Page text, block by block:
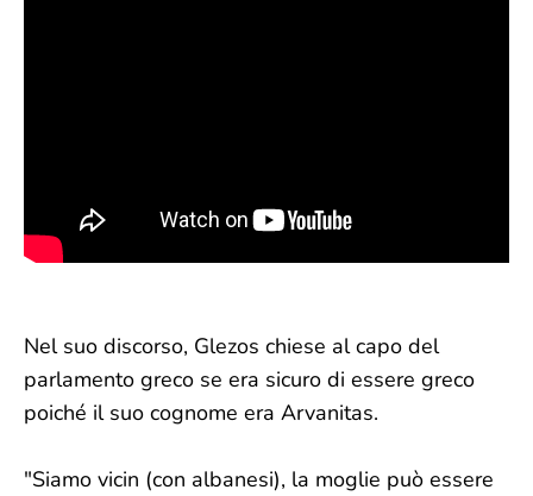
Nel suo discorso, Glezos chiese al capo del
parlamento greco se era sicuro di essere greco
poiché il suo cognome era Arvanitas.
"Siamo vicin (con albanesi), la moglie può essere